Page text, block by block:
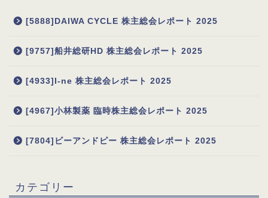
[5888]DAIWA CYCLE 株主総会レポート 2025
[9757]船井総研HD 株主総会レポート 2025
[4933]I-ne 株主総会レポート 2025
[4967]小林製薬 臨時株主総会レポート 2025
[7804]ビーアンドピー 株主総会レポート 2025
カテゴリー